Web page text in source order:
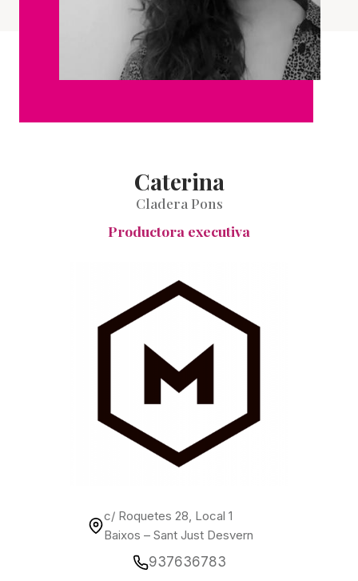
Caterina
Cladera Pons
Productora executiva
c/ Roquetes 28, Local 1
Baixos – Sant Just Desvern
937636783